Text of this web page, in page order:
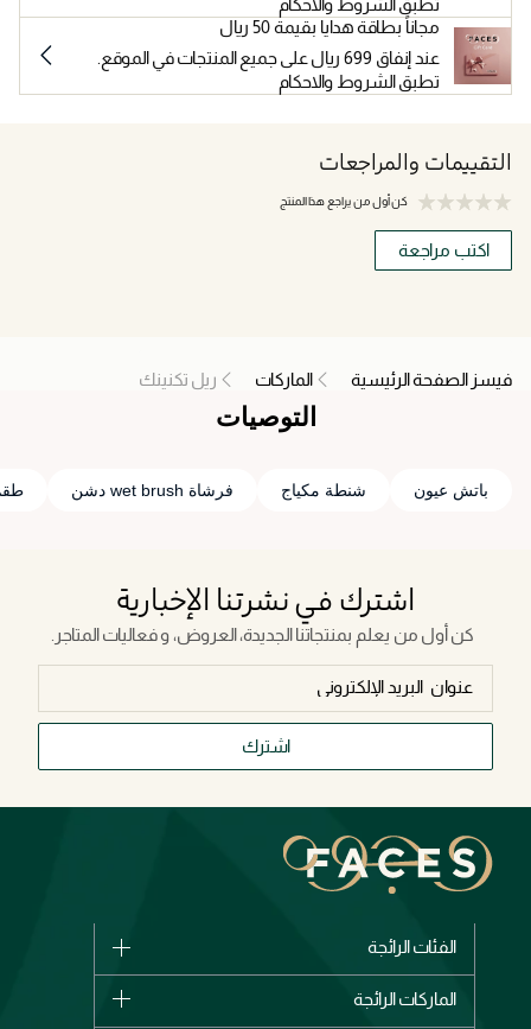
مجاناً بطاقة هدايا بقيمة 50 ريال
عند إنفاق 699 ريال على جميع المنتجات في الموقع.
تطبق الشروط والاحكام
التقييمات والمراجعات
كن أول من يراجع هذا المنتج
اكتب مراجعة
فيسز الصفحة الرئيسية الماركات ريل تكنينك
التوصيات
باتش عيون شنطة مكياج فرشاة wet brush دشن
اشترك في نشرتنا الإخبارية
كن أول من يعلم بمنتجاتنا الجديدة، العروض، و فعاليات المتاجر.
اشترك
الفئات الرائجة
الماركات الرائجة